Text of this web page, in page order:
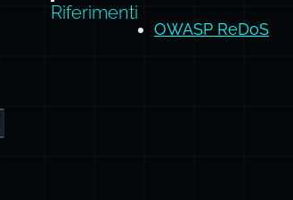
Riferimenti
OWASP ReDoS